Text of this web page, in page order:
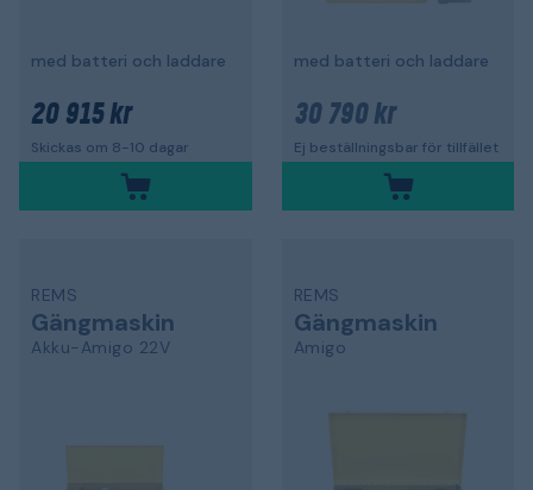
med batteri och laddare
20 915 kr
Skickas om 8-10 dagar
med batteri och laddare
30 790 kr
Ej beställningsbar för tillfället
REMS
Gängmaskin
Akku-Amigo 22V
REMS
Gängmaskin
Amigo